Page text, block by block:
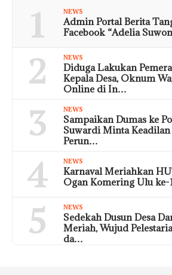
1 NEWS
Admin Portal Berita
Facebook “Adelia
2 NEWS
Diduga Lakukan
Kepala Desa, Oknum
Online di In…
3 NEWS
Sampaikan Dumas ke
Suwardi Minta Keadilan
Perun…
4 NEWS
Karnaval Meriahkan
Ogan Komering Ulu ke-
5 NEWS
Sedekah Dusun Desa
Meriah, Wujud
da…